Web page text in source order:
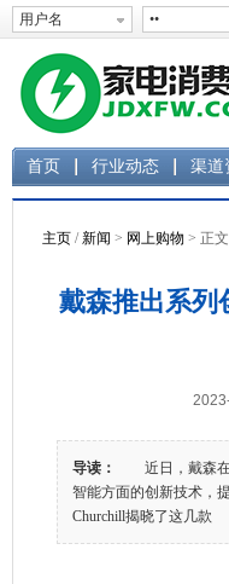
首页 行业动态 渠道
主页 /新闻 > 网上购物 > 正文
戴森推出系列
导读：
近日，戴森在
智能方面的创新技术，
Churchill揭晓了这几款